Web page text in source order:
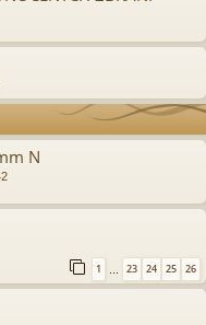
N
1 … 23 24 25 26